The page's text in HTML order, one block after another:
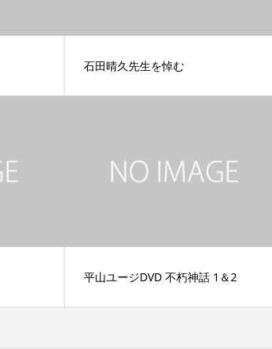
石田晴久先生を悼む
平山ユージDVD 不朽神話 1＆2